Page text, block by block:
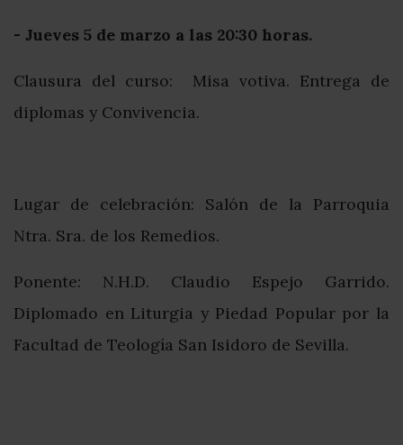
- Jueves 5 de marzo a las 20:30 horas.
Clausura del curso: Misa votiva. Entrega de
diplomas y Convivencia.
Lugar de celebración: Salón de la Parroquia
Ntra. Sra. de los Remedios.
Ponente: N.H.D. Claudio Espejo Garrido.
Diplomado en Liturgia y Piedad Popular por la
Facultad de Teología San Isidoro de Sevilla.